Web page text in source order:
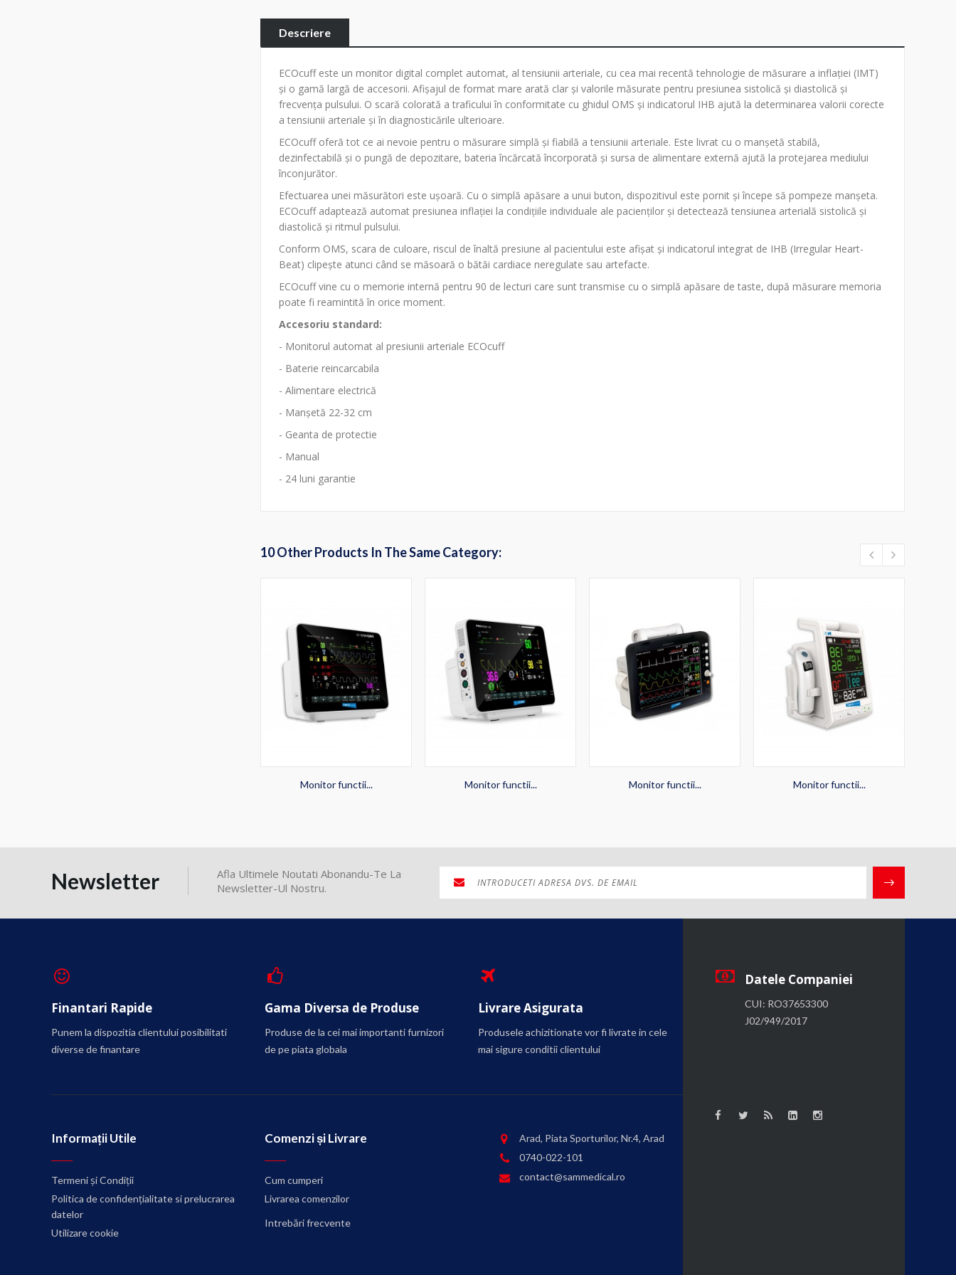
Descriere
ECOcuff este un monitor digital complet automat, al tensiunii arteriale, cu cea mai recentă tehnologie de măsurare a inflației (IMT)
și o gamă largă de accesorii. Afișajul de format mare arată clar și valorile măsurate pentru presiunea sistolică și diastolică și
frecvența pulsului. O scară colorată a traficului în conformitate cu ghidul OMS și indicatorul IHB ajută la determinarea valorii corecte
a tensiunii arteriale și în diagnosticările ulterioare.
ECOcuff oferă tot ce ai nevoie pentru o măsurare simplă și fiabilă a tensiunii arteriale. Este livrat cu o manșetă stabilă,
dezinfectabilă și o pungă de depozitare, bateria încărcată încorporată și sursa de alimentare externă ajută la protejarea mediului
înconjurător.
Efectuarea unei măsurători este ușoară. Cu o simplă apăsare a unui buton, dispozitivul este pornit și începe să pompeze manșeta.
ECOcuff adaptează automat presiunea inflației la condițiile individuale ale pacienților și detectează tensiunea arterială sistolică și
diastolică și ritmul pulsului.
Conform OMS, scara de culoare, riscul de înaltă presiune al pacientului este afișat și indicatorul integrat de IHB (Irregular Heart-
Beat) clipește atunci când se măsoară o bătăi cardiace neregulate sau artefacte.
ECOcuff vine cu o memorie internă pentru 90 de lecturi care sunt transmise cu o simplă apăsare de taste, după măsurare memoria
poate fi reamintită în orice moment.
Accesoriu standard:
- Monitorul automat al presiunii arteriale ECOcuff
- Baterie reincarcabila
- Alimentare electrică
- Manșetă 22-32 cm
- Geanta de protectie
- Manual
- 24 luni garantie
10 Other Products In The Same Category:
Monitor functii... Monitor functii... Monitor functii... Monitor functii...
Newsletter
Afla Ultimele Noutati Abonandu-Te La
Newsletter-Ul Nostru.
Finantari Rapide
Punem la dispozitia clientului posibilitati
diverse de finantare
Gama Diversa de Produse
Produse de la cei mai importanti furnizori
de pe piata globala
Livrare Asigurata
Produsele achizitionate vor fi livrate in cele
mai sigure conditii clientului
Datele Companiei
CUI: RO37653300
J02/949/2017
Informații Utile
Termeni și Condiții
Politica de confidențialitate si prelucrarea
datelor
Utilizare cookie
Comenzi și Livrare
Cum cumperi
Livrarea comenzilor
Intrebări frecvente
Arad, Piata Sporturilor, Nr.4, Arad
0740-022-101
contact@sammedical.ro